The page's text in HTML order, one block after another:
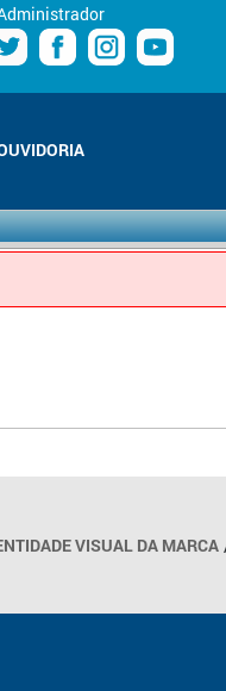
VISUAL DA MARCA